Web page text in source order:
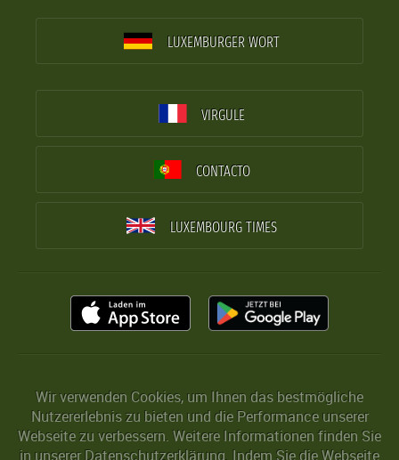
LUXEMBURGER WORT
VIRGULE
CONTACTO
LUXEMBOURG TIMES
Wir verwenden Cookies, um Ihnen das bestmögliche
Nutzererlebnis zu bieten und die Performance unserer
Webseite zu verbessern. Weitere Informationen finden Sie
in unserer Datenschutzerklärung. Indem Sie die Webseite